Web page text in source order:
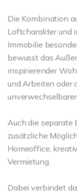
Die Kombination
Loftcharakter und
Immobilie
bewusst das
inspirierender
und Arbeiten oder
Auch die separate
zusätzliche
Homeoffice,
Vermietung.
Dabei verbindet